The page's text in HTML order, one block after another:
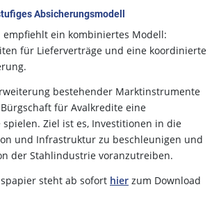
Absicherungsmodell
empfiehlt ein kombiniertes Modell:
für Lieferverträge und eine koordinierte
bestehender Marktinstrumente
für Avalkredite eine
Ziel ist es, Investitionen in die
und Infrastruktur zu beschleunigen und
der Stahlindustrie voranzutreiben.
steht ab sofort hier zum Download